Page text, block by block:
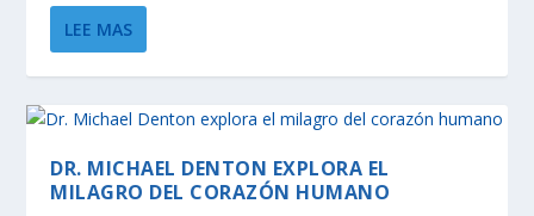
LEE MAS
DR. MICHAEL DENTON EXPLORA EL
MILAGRO DEL CORAZÓN HUMANO